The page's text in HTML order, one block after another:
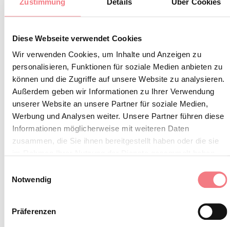
Diese Webseite verwendet Cookies
Wir verwenden Cookies, um Inhalte und Anzeigen zu
personalisieren, Funktionen für soziale Medien anbieten zu
können und die Zugriffe auf unsere Website zu analysieren.
Außerdem geben wir Informationen zu Ihrer Verwendung
unserer Website an unsere Partner für soziale Medien,
Werbung und Analysen weiter. Unsere Partner führen diese
Informationen möglicherweise mit weiteren Daten
zusammen, die Sie ihnen bereitgestellt haben oder die sie
Notwendig
Präferenzen
Verbot des Feuermachens
Keinen Müll zurücklassen, sondern
in die dafür vorgesehenen Behälter
werfen (auch Zigarettenstummel,
Taschentücher, Masken und
Bioabfall)
Minoren müssen begleitet werden